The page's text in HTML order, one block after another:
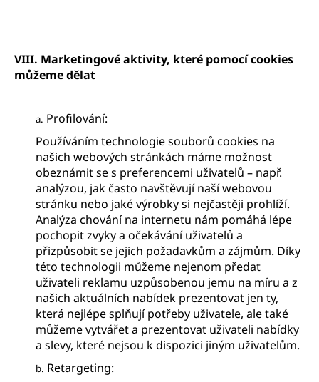
VIII. Marketingové aktivity, které pomocí cookies
můžeme dělat
a. Profilování:
Používáním technologie souborů cookies na
našich webových stránkách máme možnost
obeznámit se s preferencemi uživatelů – např.
analýzou, jak často navštěvují naší webovou
stránku nebo jaké výrobky si nejčastěji prohlíží.
Analýza chování na internetu nám pomáhá lépe
pochopit zvyky a očekávání uživatelů a
přizpůsobit se jejich požadavkům a zájmům. Díky
této technologii můžeme nejenom předat
uživateli reklamu uzpůsobenou jemu na míru a z
našich aktuálních nabídek prezentovat jen ty,
která nejlépe splňují potřeby uživatele, ale také
můžeme vytvářet a prezentovat uživateli nabídky
a slevy, které nejsou k dispozici jiným uživatelům.
b. Retargeting: